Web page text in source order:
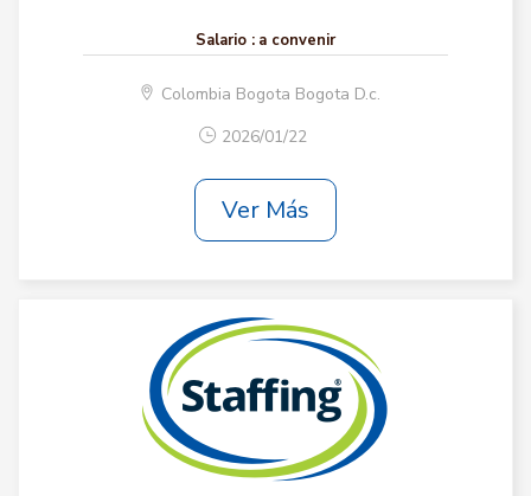
Salario : a convenir
Colombia Bogota Bogota D.c.
2026/01/22
Ver Más